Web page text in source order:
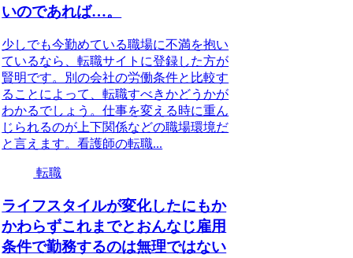
いのであれば…。
少しでも今勤めている職場に不満を抱い
ているなら、転職サイトに登録した方が
賢明です。別の会社の労働条件と比較す
ることによって、転職すべきかどうかが
わかるでしょう。仕事を変える時に重ん
じられるのが上下関係などの職場環境だ
と言えます。看護師の転職...
転職
ライフスタイルが変化したにもか
かわらずこれまでとおんなじ雇用
条件で勤務するのは無理ではない